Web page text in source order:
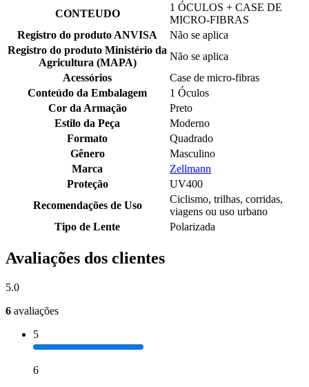
CONTEUDO
1 ÓCULOS + CASE DE
MICRO-FIBRAS
Registro do produto ANVISA
Não se aplica
Registro do produto Ministério da
Agricultura (MAPA)
Não se aplica
Acessórios
Case de micro-fibras
Conteúdo da Embalagem
1 Óculos
Cor da Armação
Preto
Estilo da Peça
Moderno
Formato
Quadrado
Gênero
Masculino
Marca
Zellmann
Proteção
UV400
Recomendações de Uso
Ciclismo, trilhas, corridas,
viagens ou uso urbano
Tipo de Lente
Polarizada
Avaliações dos clientes
5.0
6 avaliações
5
6